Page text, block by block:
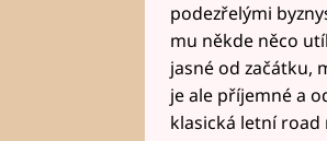
podezřelými
mu někde něco
jasné od začátku,
je ale příjemné a
klasická letní road